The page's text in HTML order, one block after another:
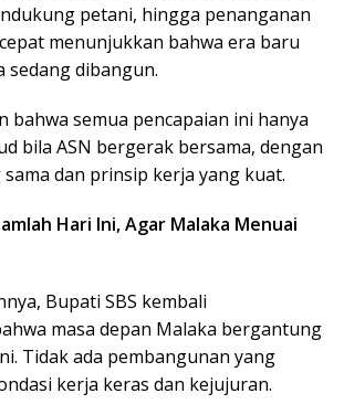
petani, hingga penanganan
menunjukkan bahwa era baru
sedang dibangun.
bahwa semua pencapaian ini hanya
bila ASN bergerak bersama, dengan
dan prinsip kerja yang kuat.
Hari Ini, Agar Malaka Menuai
Bupati SBS kembali
masa depan Malaka bergantung
Tidak ada pembangunan yang
kerja keras dan kejujuran.